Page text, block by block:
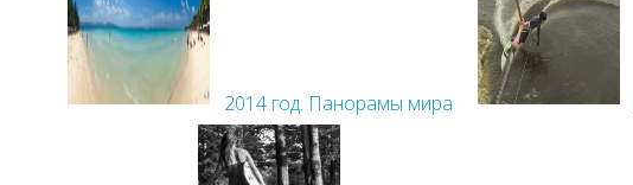
2014 год. Панорамы мира